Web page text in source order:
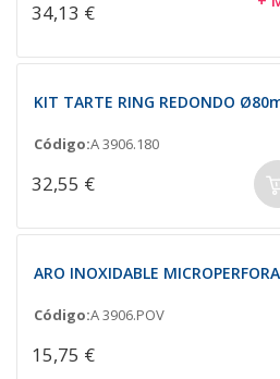
34,13 €
KIT TARTE RING REDONDO
Código:A 3906.180
32,55 €
ARO INOXIDABLE
Código:A 3906.POV
15,75 €